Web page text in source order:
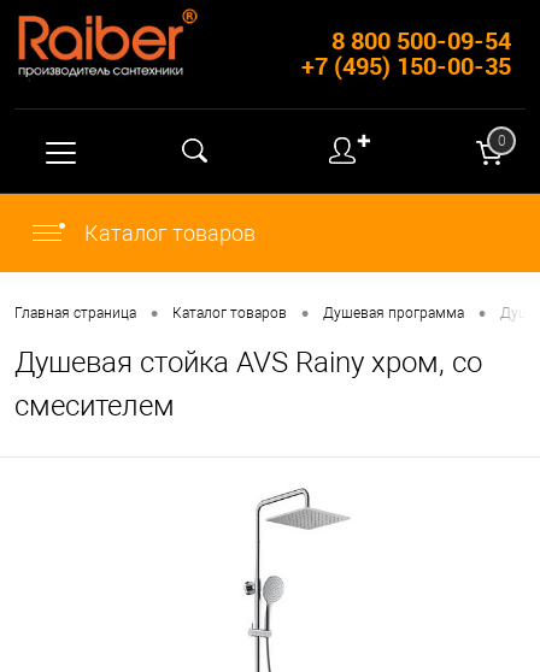
8 800 500-09-54
+7 (495) 150-00-35
✚ 0
Каталог товаров
Главная страница • Каталог товаров • Душевая программа •
Душевая стойка AVS Rainy хром, со
смесителем